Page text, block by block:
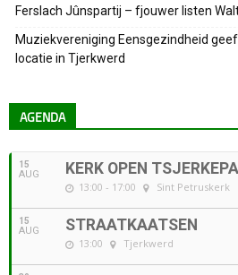
Ferslach Jûnspartij – fjouwer listen
Muziekvereniging Eensgezindheid
locatie in Tjerkwerd
AGENDA
15
AUG KERK OPEN
13:00 - 17:00 Sint Petruskerk
15
AUG STRAATKAATSEN
13:00 Tjerkwerd